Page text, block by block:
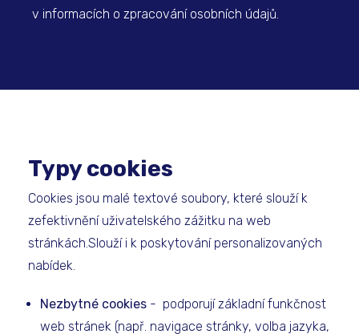
v informacích o zpracování osobních údajů.
Typy cookies
Cookies jsou malé textové soubory, které slouží k
zefektivnění uživatelského zážitku na web
stránkách.Slouží i k poskytování personalizovaných
nabídek.
Nezbytné cookies - podporují základní funkčnost
web stránek (např. navigace stránky, volba jazyka,